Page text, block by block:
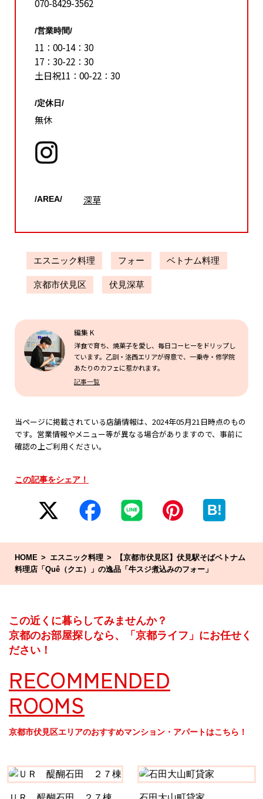
070-8429-3562
/営業時間/
11：00-14：30
17：30-22：30
土日祝11：00-22：30
/定休日/
無休
/AREA/ 深草
エスニック料理 フォー ベトナム料理
京都市伏見区 伏見深草
編集 K
洋食で育ち、焼菓子を愛し、毎日コーヒーをドリップし
ています。乙訓・洛西エリアが得意で、一乗寺・修学院
あたりのカフェに惹かれます。
記事一覧
当ページに掲載されている店舗情報は、2024年05月21日時点のもの
です。営業情報やメニュー等が異なる場合がありますので、事前に
確認の上ご利用ください。
この記事をシェア！
B!
HOME エスニック料理
【京都市伏見区】伏見駅そばベトナム
料理店「Quê（クエ）」の逸品「牛スジ煮込みのフォー」
この近くに暮らしてみませんか？
京都のお部屋探しなら、「京都ライフ」にお任せく
ださい！
RECOMMENDED
ROOMS
京都市伏見区エリアのおすすめマンション・アパートはこちら！